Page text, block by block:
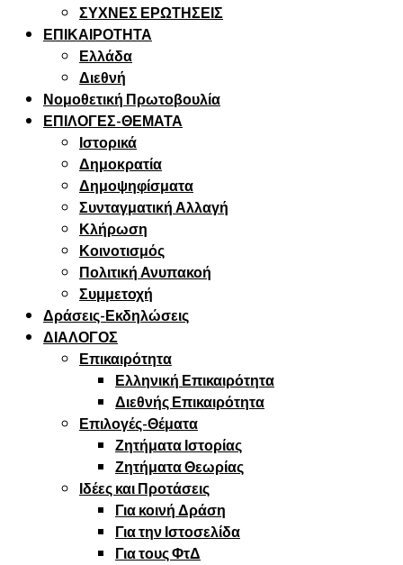
ΣΥΧΝΕΣ ΕΡΩΤΗΣΕΙΣ
ΕΠΙΚΑΙΡΟΤΗΤΑ
Ελλάδα
Διεθνή
Νομοθετική Πρωτοβουλία
ΕΠΙΛΟΓΕΣ-ΘΕΜΑΤΑ
Ιστορικά
Δημοκρατία
Δημοψηφίσματα
Συνταγματική Αλλαγή
Κλήρωση
Κοινοτισμός
Πολιτική Ανυπακοή
Συμμετοχή
Δράσεις-Εκδηλώσεις
ΔΙΑΛΟΓΟΣ
Επικαιρότητα
Ελληνική Επικαιρότητα
Διεθνής Επικαιρότητα
Επιλογές-Θέματα
Ζητήματα Ιστορίας
Ζητήματα Θεωρίας
Ιδέες και Προτάσεις
Για κοινή Δράση
Για την Ιστοσελίδα
Για τους ΦτΔ